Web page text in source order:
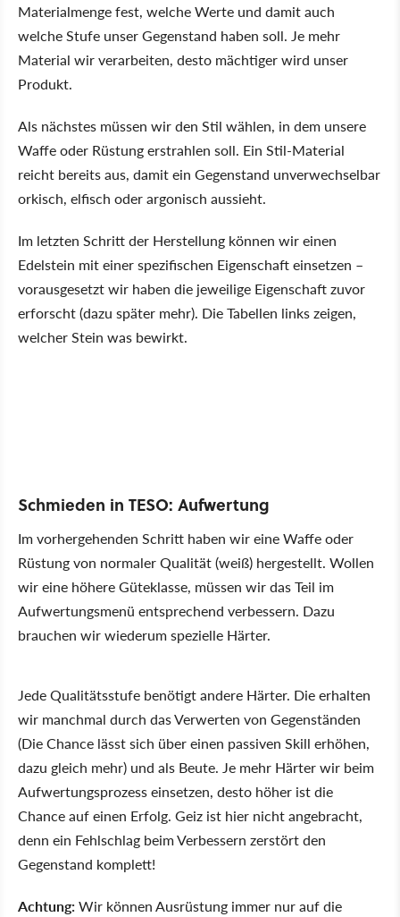
Materialmenge fest, welche Werte und damit auch
welche Stufe unser Gegenstand haben soll. Je mehr
Material wir verarbeiten, desto mächtiger wird unser
Produkt.
Als nächstes müssen wir den Stil wählen, in dem unsere
Waffe oder Rüstung erstrahlen soll. Ein Stil-Material
reicht bereits aus, damit ein Gegenstand unverwechselbar
orkisch, elfisch oder argonisch aussieht.
Im letzten Schritt der Herstellung können wir einen
Edelstein mit einer spezifischen Eigenschaft einsetzen –
vorausgesetzt wir haben die jeweilige Eigenschaft zuvor
erforscht (dazu später mehr). Die Tabellen links zeigen,
welcher Stein was bewirkt.
Schmieden in TESO: Aufwertung
Im vorhergehenden Schritt haben wir eine Waffe oder
Rüstung von normaler Qualität (weiß) hergestellt. Wollen
wir eine höhere Güteklasse, müssen wir das Teil im
Aufwertungsmenü entsprechend verbessern. Dazu
brauchen wir wiederum spezielle Härter.
Jede Qualitätsstufe benötigt andere Härter. Die erhalten
wir manchmal durch das Verwerten von Gegenständen
(Die Chance lässt sich über einen passiven Skill erhöhen,
dazu gleich mehr) und als Beute. Je mehr Härter wir beim
Aufwertungsprozess einsetzen, desto höher ist die
Chance auf einen Erfolg. Geiz ist hier nicht angebracht,
denn ein Fehlschlag beim Verbessern zerstört den
Gegenstand komplett!
Achtung:Wir können Ausrüstung immer nur auf die